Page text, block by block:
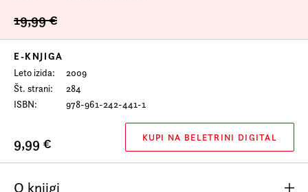
19,99 €
E-KNJIGA
Leto izida
2009
Št. strani
284
ISBN
978-961-242-441-1
9,99 € KUPI NA BELETRINI DIGITAL
O knjigi